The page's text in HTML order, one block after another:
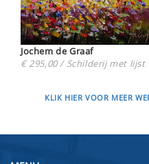
Jochem de Graaf
€ 295,00 / Schilderij met lijst
KLIK HIER VOOR MEER